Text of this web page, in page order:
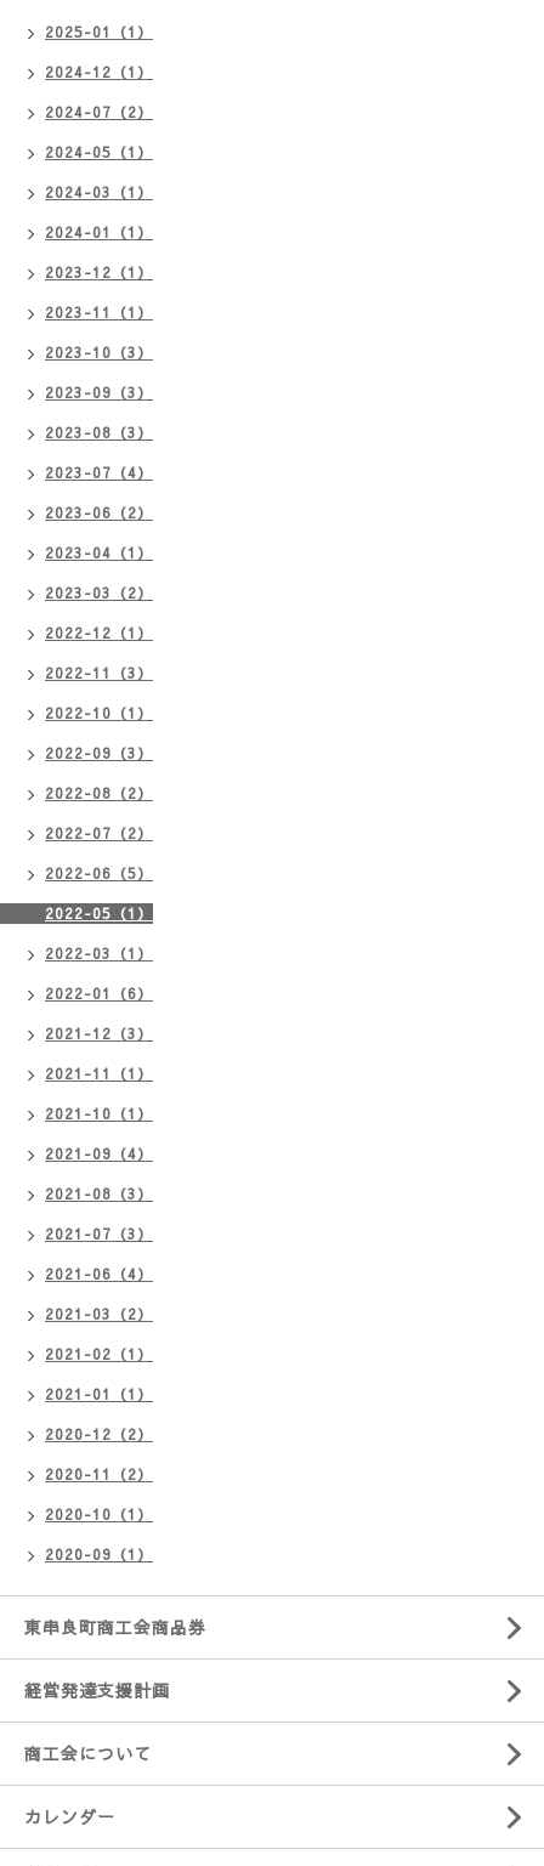
2025-01（1）
2024-12（1）
2024-07（2）
2024-05（1）
2024-03（1）
2024-01（1）
2023-12（1）
2023-11（1）
2023-10（3）
2023-09（3）
2023-08（3）
2023-07（4）
2023-06（2）
2023-04（1）
2023-03（2）
2022-12（1）
2022-11（3）
2022-10（1）
2022-09（3）
2022-08（2）
2022-07（2）
2022-06（5）
2022-05（1）
2022-03（1）
2022-01（6）
2021-12（3）
2021-11（1）
2021-10（1）
2021-09（4）
2021-08（3）
2021-07（3）
2021-06（4）
2021-03（2）
2021-02（1）
2021-01（1）
2020-12（2）
2020-11（2）
2020-10（1）
2020-09（1）
東串良町商工会商品券
経営発達支援計画
商工会について
カレンダー